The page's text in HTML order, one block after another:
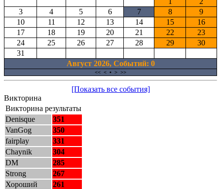
3
4 5 6 7 8
9
10
11 12 13 14 15
16
17
18 19 20 21 22
23
24
25 26 27 28 29
30
31
Август 2026, Cобытий: 0
<< < • > >>
[Показать все события]
Викторина
Викторина результаты
Denisque
351
VanGog
350
fairplay
331
Chaynik
304
DM
285
Strong
267
Хороший
261